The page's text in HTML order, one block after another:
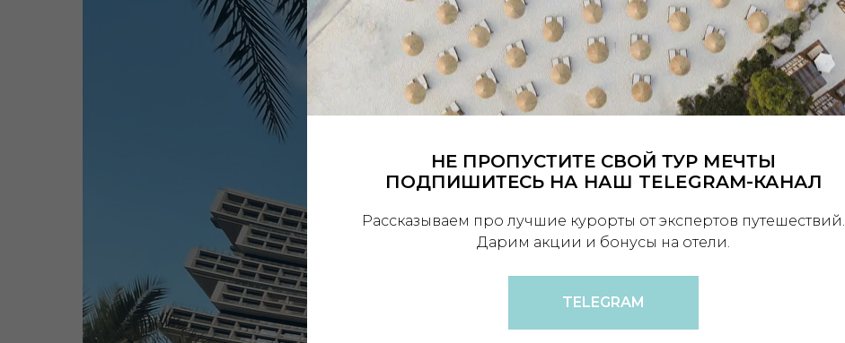
НЕ ПРОПУСТИТЕ СВОЙ ТУР МЕЧТЫ
ПОДПИШИТЕСЬ НА НАШ TELEGRAM-КАНАЛ
Рассказываем про лучшие курорты от экспертов путешествий.
Дарим акции и бонусы на отели.
TELEGRAM